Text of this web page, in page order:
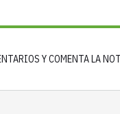
Y COMENTA LA